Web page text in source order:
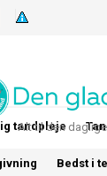
Alt til den
tandpleje
Bedst i